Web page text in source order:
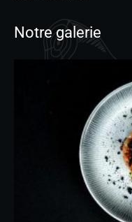
Notre galerie